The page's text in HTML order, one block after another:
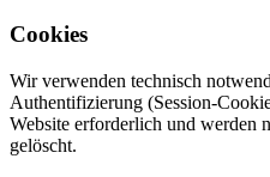
Cookies
Wir verwenden technisch
Authentifizierung (Session-
Website erforderlich und werden
gelöscht.